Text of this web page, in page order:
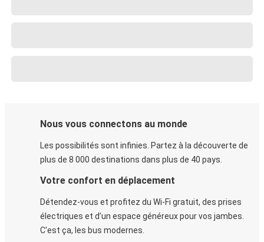
Nous vous connectons au monde
Les possibilités sont infinies. Partez à la découverte de
plus de 8 000 destinations dans plus de 40 pays.
Votre confort en déplacement
Détendez-vous et profitez du Wi-Fi gratuit, des prises
électriques et d’un espace généreux pour vos jambes.
C'est ça, les bus modernes.